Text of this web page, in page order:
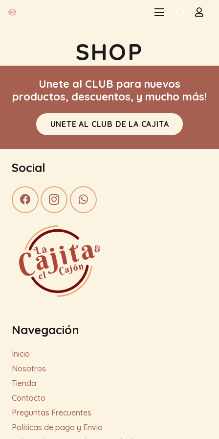
SHOP
Unete al CLUB para nuevos
productos, descuentos, y mucho más!
UNETE AL CLUB DE LA CAJITA
Social
Navegación
Inicio
Nosotros
Tienda
Contacto
Preguntas Frecuentes
Politicas de pago y Envio